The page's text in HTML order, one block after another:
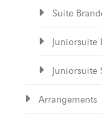
Suite
Juniorsuite
Juniorsuite
Arrangements